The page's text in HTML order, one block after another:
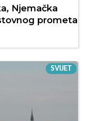
Njemačka
prometa
SVIJET